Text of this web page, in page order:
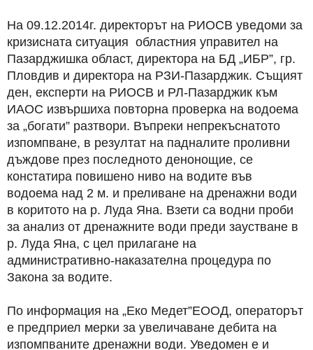
На 09.12.2014г. директорът на РИОСВ уведоми за
кризисната ситуация областния управител на
Пазарджишка област, директора на БД „ИБР”, гр.
Пловдив и директора на РЗИ-Пазарджик. Същият
ден, експерти на РИОСВ и РЛ-Пазарджик към
ИАОС извършиха повторна проверка на водоема
за „богати” разтвори. Въпреки непрекъснатото
изпомпване, в резултат на падналите проливни
дъждове през последното денонощие, се
констатира повишено ниво на водите във
водоема над 2 м. и преливане на дренажни води
в коритото на р. Луда Яна. Взети са водни проби
за анализ от дренажните води преди заустване в
р. Луда Яна, с цел прилагане на
административно-наказателна процедура по
Закона за водите.
По информация на „Еко Медет”ЕООД, операторът
е предприел мерки за увеличаване дебита на
изпомпваните дренажни води. Уведомен е и